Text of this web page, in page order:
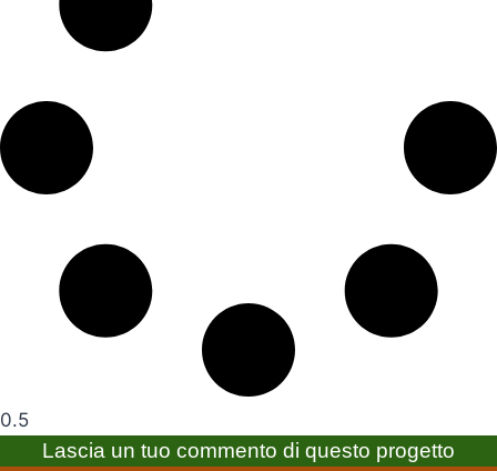
Lascia un tuo commento di questo progetto